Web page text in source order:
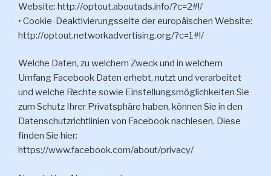
Website: http://optout.aboutads.info/?c=2#!/
• Cookie-Deaktivierungsseite der europäischen Website:
http://optout.networkadvertising.org/?c=1#!/
Welche Daten, zu welchem Zweck und in welchem
Umfang Facebook Daten erhebt, nutzt und verarbeitet
und welche Rechte sowie Einstellungsmöglichkeiten Sie
zum Schutz Ihrer Privatsphäre haben, können Sie in den
Datenschutzrichtlinien von Facebook nachlesen. Diese
finden Sie hier:
https://www.facebook.com/about/privacy/